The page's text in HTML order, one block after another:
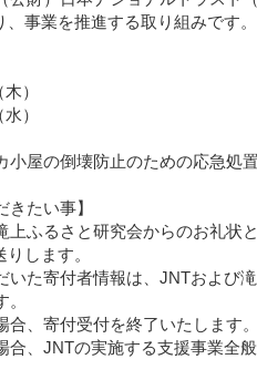
事業を推進する取り組みです。
）
）
小屋の倒壊防止のための応急処
きたい事】
上ふるさと研究会からのお礼状
します。
いた寄付者情報は、JNTおよび
合、寄付受付を終了いたします
合、JNTの実施する支援事業全